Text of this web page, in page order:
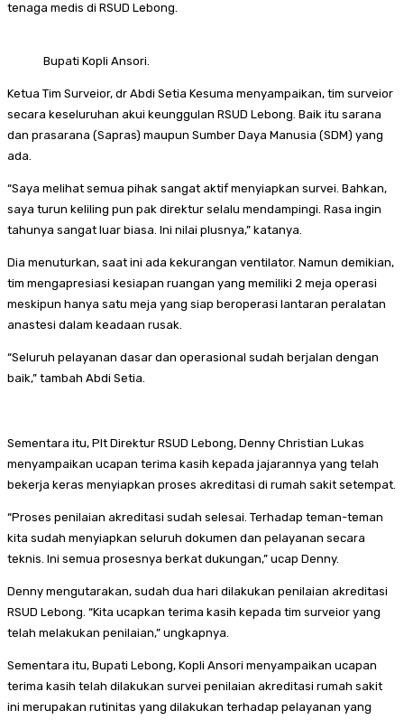
tenaga medis di RSUD Lebong.
Bupati Kopli Ansori.
Ketua Tim Surveior, dr Abdi Setia Kesuma menyampaikan, tim surveior
secara keseluruhan akui keunggulan RSUD Lebong. Baik itu sarana
dan prasarana (Sapras) maupun Sumber Daya Manusia (SDM) yang
ada.
“Saya melihat semua pihak sangat aktif menyiapkan survei. Bahkan,
saya turun keliling pun pak direktur selalu mendampingi. Rasa ingin
tahunya sangat luar biasa. Ini nilai plusnya,” katanya.
Dia menuturkan, saat ini ada kekurangan ventilator. Namun demikian,
tim mengapresiasi kesiapan ruangan yang memiliki 2 meja operasi
meskipun hanya satu meja yang siap beroperasi lantaran peralatan
anastesi dalam keadaan rusak.
“Seluruh pelayanan dasar dan operasional sudah berjalan dengan
baik,” tambah Abdi Setia.
Sementara itu, Plt Direktur RSUD Lebong, Denny Christian Lukas
menyampaikan ucapan terima kasih kepada jajarannya yang telah
bekerja keras menyiapkan proses akreditasi di rumah sakit setempat.
“Proses penilaian akreditasi sudah selesai. Terhadap teman-teman
kita sudah menyiapkan seluruh dokumen dan pelayanan secara
teknis. Ini semua prosesnya berkat dukungan,” ucap Denny.
Denny mengutarakan, sudah dua hari dilakukan penilaian akreditasi
RSUD Lebong. “Kita ucapkan terima kasih kepada tim surveior yang
telah melakukan penilaian,” ungkapnya.
Sementara itu, Bupati Lebong, Kopli Ansori menyampaikan ucapan
terima kasih telah dilakukan survei penilaian akreditasi rumah sakit
ini merupakan rutinitas yang dilakukan terhadap pelayanan yang